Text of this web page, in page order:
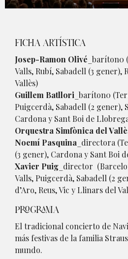
FICHA ARTÍSTICA
Josep-Ramon Olivé _baríton0
Valls, Rubí, Sabadell (3 gener),
Vallès)
Guillem Batllori _baríton0
Puigcerdà, Sabadell (2 gener),
Cardona y Sant Boi de
Orquestra Simfònica del
Noemí Pasquina _directora
(3 gener), Cardona y Sant Boi
Xavier Puig _director
Valls, Puigcerdà, Sabadell (2
d’Aro, Reus, Vic y Llinars del
PROGRAMA
El tradicional concierto de
más festivas de la familia
mundo.